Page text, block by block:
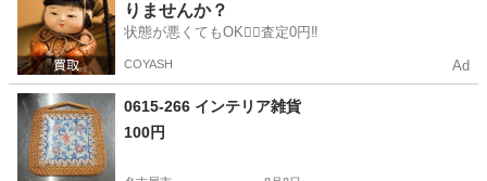
りませんか？
状態が悪くてもOK🙆‍♀️査定0円‼️
COYASH Ad
0615-266 インテリア雑貨
100円